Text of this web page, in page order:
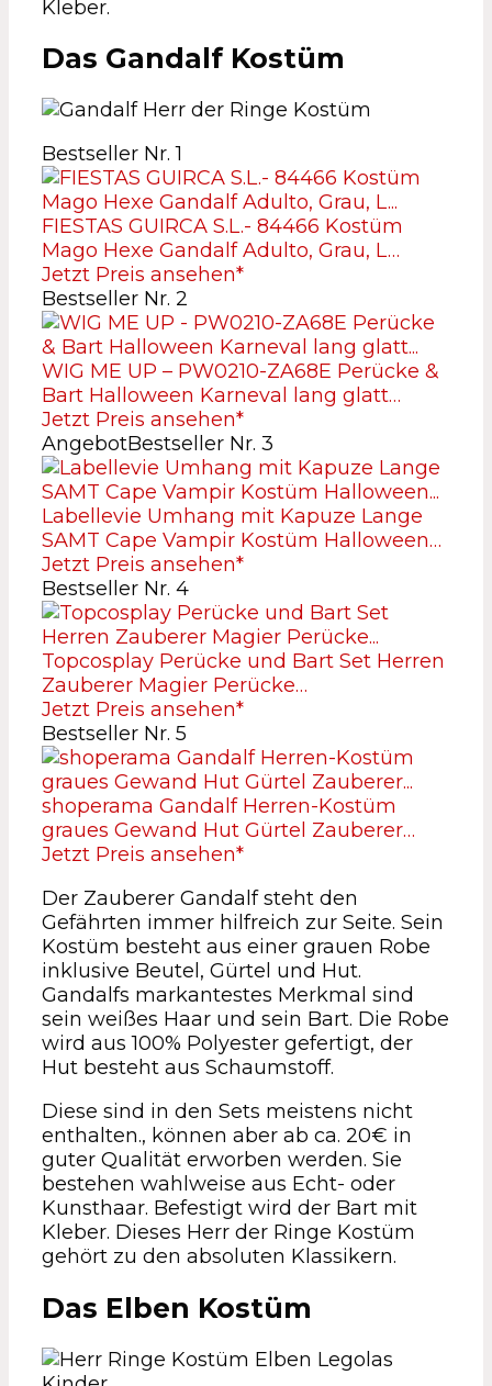
Kleber.
Das Gandalf Kostüm
Bestseller Nr. 1
FIESTAS GUIRCA S.L.- 84466 Kostüm
Mago Hexe Gandalf Adulto, Grau, L…
Jetzt Preis ansehen*
Bestseller Nr. 2
WIG ME UP – PW0210-ZA68E Perücke &
Bart Halloween Karneval lang glatt…
Jetzt Preis ansehen*
AngebotBestseller Nr. 3
Labellevie Umhang mit Kapuze Lange
SAMT Cape Vampir Kostüm Halloween…
Jetzt Preis ansehen*
Bestseller Nr. 4
Topcosplay Perücke und Bart Set Herren
Zauberer Magier Perücke…
Jetzt Preis ansehen*
Bestseller Nr. 5
shoperama Gandalf Herren-Kostüm
graues Gewand Hut Gürtel Zauberer…
Jetzt Preis ansehen*
Der Zauberer Gandalf steht den
Gefährten immer hilfreich zur Seite. Sein
Kostüm besteht aus einer grauen Robe
inklusive Beutel, Gürtel und Hut.
Gandalfs markantestes Merkmal sind
sein weißes Haar und sein Bart. Die Robe
wird aus 100% Polyester gefertigt, der
Hut besteht aus Schaumstoff.
Diese sind in den Sets meistens nicht
enthalten., können aber ab ca. 20€ in
guter Qualität erworben werden. Sie
bestehen wahlweise aus Echt- oder
Kunsthaar. Befestigt wird der Bart mit
Kleber. Dieses Herr der Ringe Kostüm
gehört zu den absoluten Klassikern.
Das Elben Kostüm